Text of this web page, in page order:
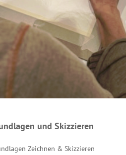
und Skizzieren
Zeichnen & Skizzieren